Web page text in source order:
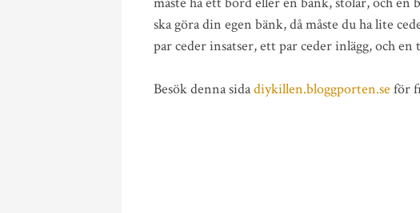
ska göra din egen bänk, då måste du ha lite
par ceder insatser, ett par ceder inlägg, och
Besök denna sidadiykillen.bloggporten.se för